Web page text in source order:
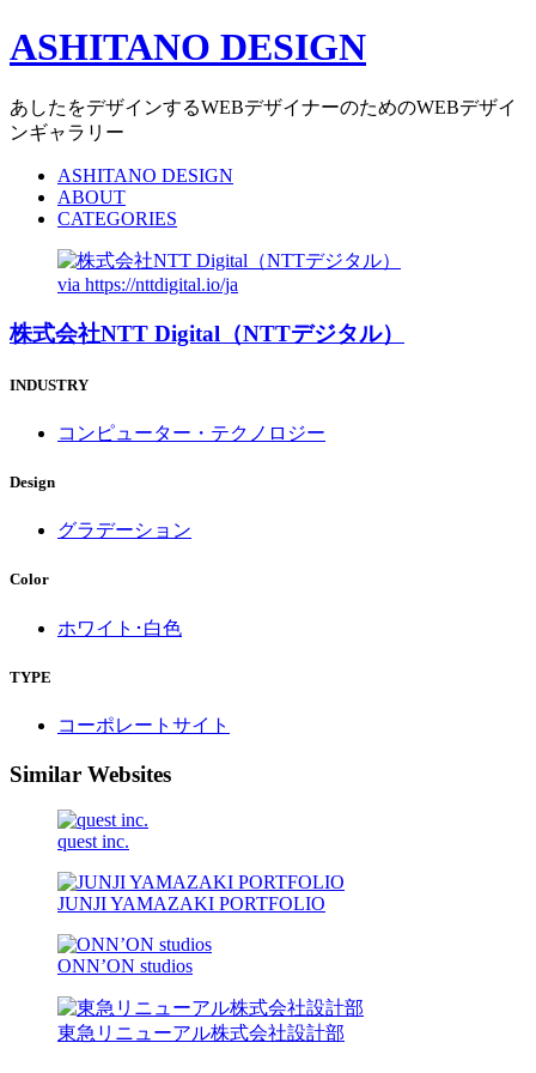
ASHITANO DESIGN
あしたをデザインするWEBデザイナーのためのWEBデザイ
ンギャラリー
ASHITANO DESIGN
ABOUT
CATEGORIES
via https://nttdigital.io/ja
株式会社NTT Digital（NTTデジタル）
INDUSTRY
コンピューター・テクノロジー
Design
グラデーション
Color
ホワイト･白色
TYPE
コーポレートサイト
Similar Websites
quest inc.
JUNJI YAMAZAKI PORTFOLIO
ONN’ON studios
東急リニューアル株式会社設計部